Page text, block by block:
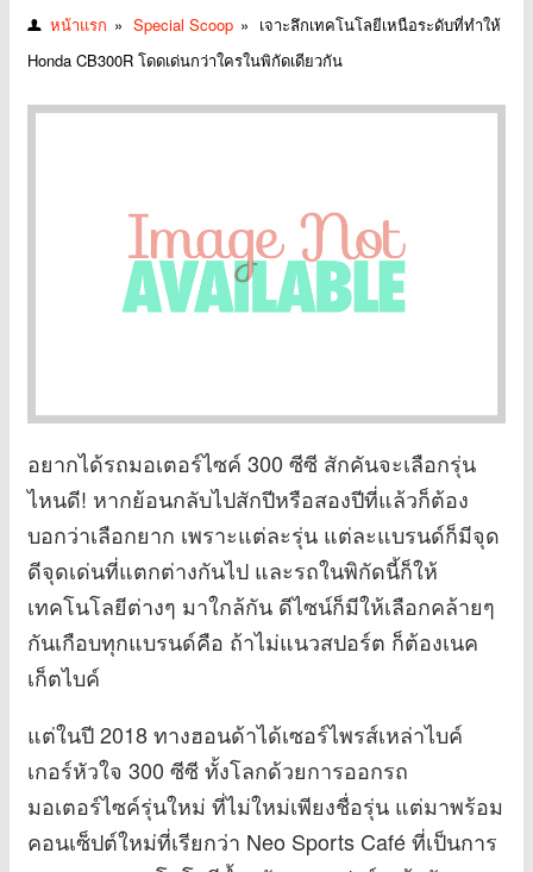
หน้าแรก » Special Scoop » เจาะลึกเทคโนโลยีเหนือระดับที่ทำให้
Honda CB300R โดดเด่นกว่าใครในพิกัดเดียวกัน
อยากได้รถมอเตอร์ไซค์ 300 ซีซี สักคันจะเลือกรุ่น
ไหนดี! หากย้อนกลับไปสักปีหรือสองปีที่แล้วก็ต้อง
บอกว่าเลือกยาก เพราะแต่ละรุ่น แต่ละแบรนด์ก็มีจุด
ดีจุดเด่นที่แตกต่างกันไป และรถในพิกัดนี้ก็ให้
เทคโนโลยีต่างๆ มาใกล้กัน ดีไซน์ก็มีให้เลือกคล้ายๆ
กันเกือบทุกแบรนด์คือ ถ้าไม่แนวสปอร์ต ก็ต้องเนค
เก็ตไบค์
แต่ในปี 2018 ทางฮอนด้าได้เซอร์ไพรส์เหล่าไบค์
เกอร์หัวใจ 300 ซีซี ทั้งโลกด้วยการออกรถ
มอเตอร์ไซค์รุ่นใหม่ ที่ไม่ใหม่เพียงชื่อรุ่น แต่มาพร้อม
คอนเซ็ปต์ใหม่ที่เรียกว่า Neo Sports Café ที่เป็นการ